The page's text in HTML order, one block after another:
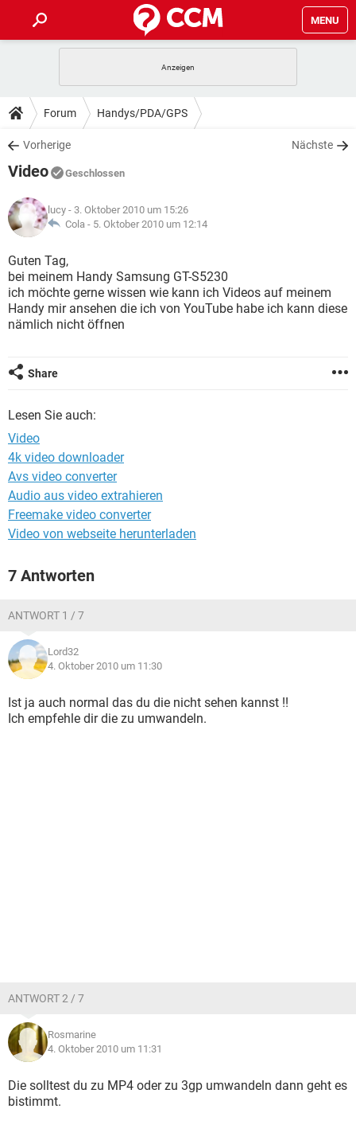
MENU
ANDROID IOS
WINDOWS 10
WHATSAPP
FACEBOOK
TIPPS & TRICKS
SPIELE STREAMING
WHATSAPP
FACEBOOK
DOWNLOADS
SPIELE
ANDROID
WINDOWS 10 INSTAGRAM
WHATSAPP
FACEBOOK HARDWARE
SPIELE
ANDROID
WINDOWS 10
WHATSAPP TIKTOK
FACEBOOK
LEXIKON
SPIELE
ANDROID IOS
WINDOWS 10 INSTAGRAM
FACEBOOK
Forum Handys/PDA/GPS
Vorherige Nächste
Video Geschlossen
lucy - 3. Oktober 2010 um 15:26
Cola - 5. Oktober 2010 um 12:14
Guten Tag,
bei meinem Handy Samsung GT-S5230
ich möchte gerne wissen wie kann ich Videos auf meinem
Handy mir ansehen die ich von YouTube habe ich kann diese
nämlich nicht öffnen
Share
Lesen Sie auch:
Video
4k video downloader
Avs video converter
Audio aus video extrahieren
Freemake video converter
Video von webseite herunterladen
7 Antworten
ANTWORT 1 / 7
Lord32
4. Oktober 2010 um 11:30
Ist ja auch normal das du die nicht sehen kannst !!
Ich empfehle dir die zu umwandeln.
ANTWORT 2 / 7
Rosmarine
4. Oktober 2010 um 11:31
Die solltest du zu MP4 oder zu 3gp umwandeln dann geht es
bistimmt.